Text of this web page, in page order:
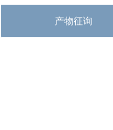
产物征询